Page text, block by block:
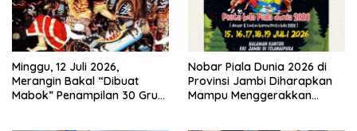
Minggu, 12 Juli 2026,
Merangin Bakal “Dibuat
Mabok” Penampilan 30 Grup
Nobar Piala Dunia 2026 di
Provinsi Jambi Diharapkan
Mampu Menggerakkan